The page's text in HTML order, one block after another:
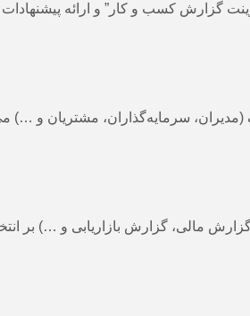
گزارش کسب و کار” و ارائه پیشنهادات
سرمایه‌گذاران، مشتریان و …)
مالی، گزارش بازاریابی و …) بر